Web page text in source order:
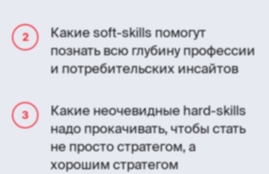
Какие soft-skills помогут
познать всю глубину профессии
и потребительских инсайтов
Какие неочевидные hard-skills
надо прокачивать, чтобы стать
не просто стратегом, а
хорошим стратегом